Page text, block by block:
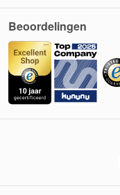
Beoordelingen